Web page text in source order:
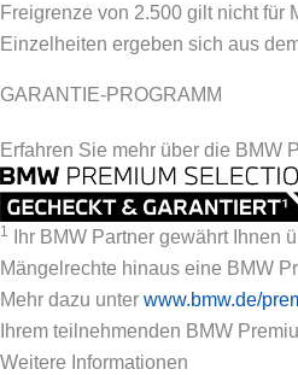
Freigrenze von 2.500 gilt nicht für
Einzelheiten ergeben sich aus
GARANTIE-PROGRAMM
Erfahren Sie mehr über die BMW
1
Ihr BMW Partner gewährt Ihnen
Mängelrechte hinaus eine BMW
Mehr dazu unter www.bmw.de/
Ihrem teilnehmenden BMW
Weitere Informationen